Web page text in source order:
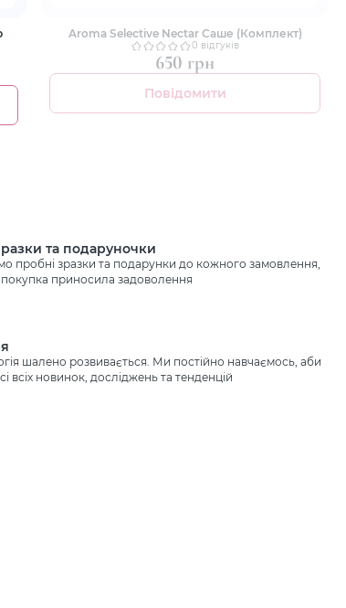
Aroma Selective Nectar Саше (Комплект)
0 відгуків
650 грн
Повідомити
та подаруночки
пробні зразки та подарунки до кожного замовлення,
приносила задоволення
шалено розвивається. Ми постійно навчаємось, аби
всіх новинок, досліджень та тенденцій